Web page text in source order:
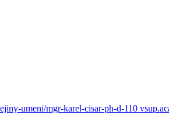
umeni/mgr-karel-cisar-ph-d-110